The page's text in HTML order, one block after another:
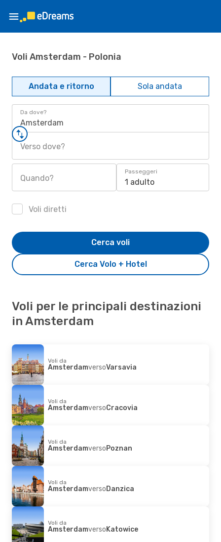
Voli Amsterdam - Polonia
Andata e ritorno Sola andata
Da dove?
Amsterdam
Verso dove?
Quando?
Passeggeri
1 adulto
Voli diretti
Cerca Volo + Hotel
Cerca voli
Voli per le principali destinazioni
in Amsterdam
Voli da
AmsterdamversoVarsavia
Voli da
AmsterdamversoCracovia
Voli da
AmsterdamversoPoznan
Voli da
AmsterdamversoDanzica
Voli da
AmsterdamversoKatowice